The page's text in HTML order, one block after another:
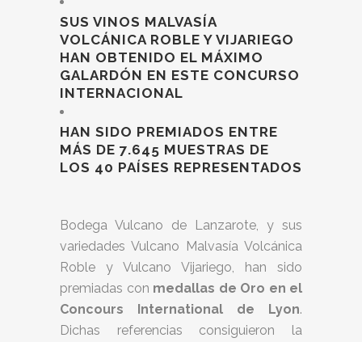
SUS VINOS MALVASÍA
VOLCÁNICA ROBLE Y VIJARIEGO
HAN OBTENIDO EL MÁXIMO
GALARDÓN EN ESTE CONCURSO
INTERNACIONAL
HAN SIDO PREMIADOS ENTRE
MÁS DE 7.645 MUESTRAS DE
LOS 40 PAÍSES REPRESENTADOS
Bodega Vulcano de Lanzarote, y sus
variedades Vulcano Malvasía Volcánica
Roble y Vulcano Vijariego, han sido
premiadas con medallas de Oro en el
Concours International de Lyon.
Dichas referencias consiguieron la